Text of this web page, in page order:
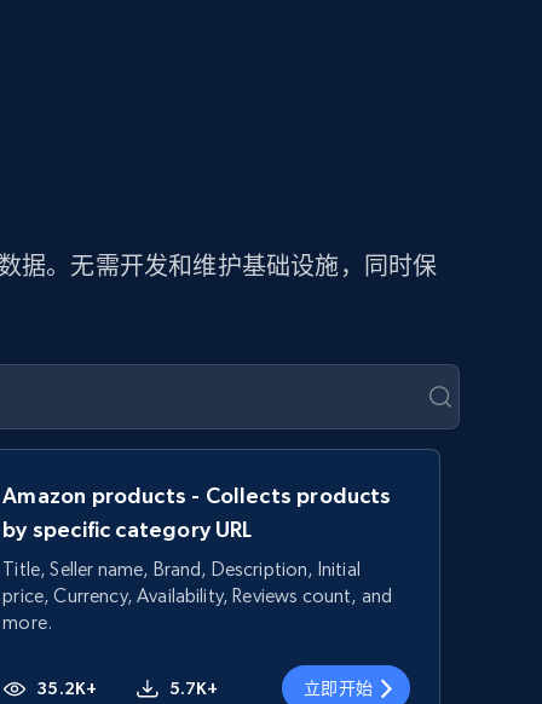
据。无需开发和维护基础设施，同时保
Amazon products - Collects products
by specific category URL
Title, Seller name, Brand, Description, Initial
price, Currency, Availability, Reviews count, and
more.
35.2K+ 5.7K+ 立即开始